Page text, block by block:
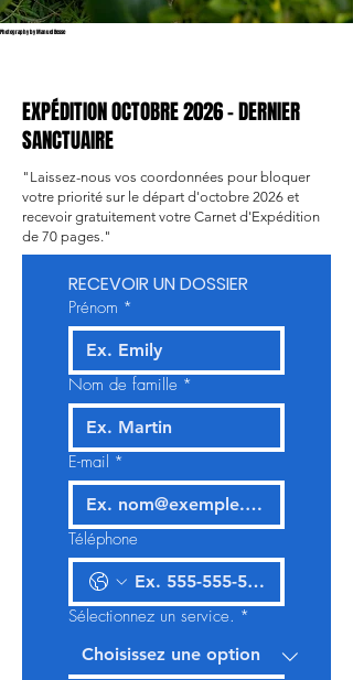
Photography by Manuel Besse
EXPÉDITION OCTOBRE 2026 - DERNIER
SANCTUAIRE
"Laissez-nous vos coordonnées pour bloquer
votre priorité sur le départ d'octobre 2026 et
recevoir gratuitement votre Carnet d'Expédition
de 70 pages."
RECEVOIR UN DOSSIER
Prénom *
Nom de famille *
E-mail *
Téléphone
Sélectionnez un service. *